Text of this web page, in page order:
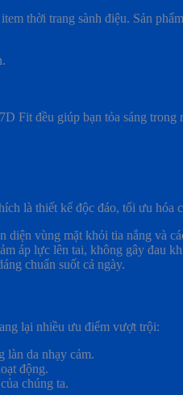
thời trang sành điệu. Sản
Fit đều giúp bạn tỏa sáng trong
là thiết kế độc đáo, tối ưu hóa
diện vùng mặt khỏi tia nắng và
áp lực lên tai, không gây đau
chuẩn suốt cả ngày.
lại nhiều ưu điểm vượt trội:
làn da nhạy cảm.
động.
chúng ta.